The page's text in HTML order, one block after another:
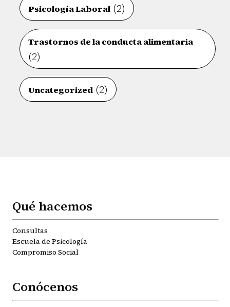
Psicología Laboral (2)
Trastornos de la conducta alimentaria
(2)
Uncategorized (2)
Qué hacemos
Consultas
Escuela de Psicología
Compromiso Social
Conócenos